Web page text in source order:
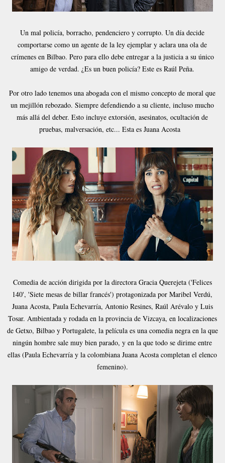
Un mal policía, borracho, pendenciero y corrupto. Un día decide
comportarse como un agente de la ley ejemplar y aclara una ola de
crímenes en Bilbao. Pero para ello debe entregar a la justicia a su único
amigo de verdad. ¿Es un buen policía? Este es Raúl Peña.
Por otro lado tenemos una abogada con el mismo concepto de moral que
un mejillón rebozado. Siempre defendiendo a su cliente, incluso mucho
más allá del deber. Esto incluye extorsión, asesinatos, ocultación de
pruebas, malversación, etc... Esta es Juana Acosta
Comedia de acción dirigida por la directora Gracia Querejeta ('Felices
140', 'Siete mesas de billar francés') protagonizada por Maribel Verdú,
Juana Acosta, Paula Echevarría, Antonio Resines, Raúl Arévalo y Luis
Tosar. Ambientada y rodada en la provincia de Vizcaya, en localizaciones
de Getxo, Bilbao y Portugalete, la película es una comedia negra en la que
ningún hombre sale muy bien parado, y en la que todo se dirime entre
ellas (Paula Echevarría y la colombiana Juana Acosta completan el elenco
femenino).